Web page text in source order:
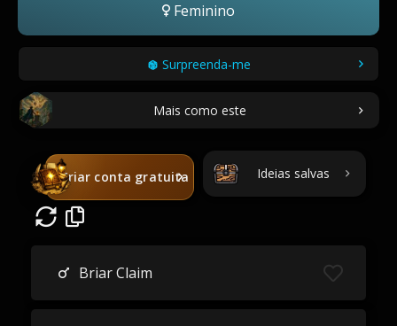
Feminino
Surpreenda-me
Mais como este
Criar conta gratuita Ideias salvas
Briar Claim